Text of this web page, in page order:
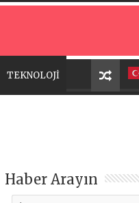
TEKNOLOJİ
Haber Arayın